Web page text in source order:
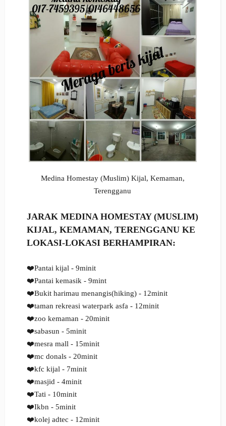
Medina Homestay (Muslim) Kijal, Kemaman,
Terengganu
JARAK MEDINA HOMESTAY (MUSLIM)
KIJAL, KEMAMAN, TERENGGANUKE
LOKASI-LOKASI BERHAMPIRAN:
❤️Pantai kijal - 9minit
❤️Pantai kemasik - 9mint
❤️Bukit harimau menangis(hiking) - 12minit
❤️taman rekreasi waterpark asfa - 12minit
❤️zoo kemaman - 20minit
❤️sabasun - 5minit
❤️mesra mall - 15minit
❤️mc donals - 20minit
❤️kfc kijal - 7minit
❤️masjid - 4minit
❤️Tati - 10minit
❤️Ikbn - 5minit
❤️kolej adtec - 12minit